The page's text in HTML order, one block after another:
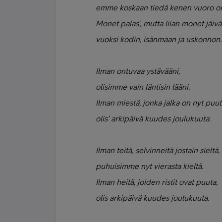
emme koskaan tiedä kenen vuoro
Monet palas’, mutta liian monet
vuoksi kodin, isänmaan ja uskonnon.
Ilman ontuvaa ystävääni,
olisimme vain läntisin lääni.
Ilman miestä, jonka jalka on nyt
olis’ arkipäivä kuudes joulukuuta.
Ilman teitä, selvinneitä jostain sieltä,
puhuisimme nyt vierasta kieltä.
Ilman heitä, joiden ristit ovat puuta,
olis arkipäivä kuudes joulukuuta.